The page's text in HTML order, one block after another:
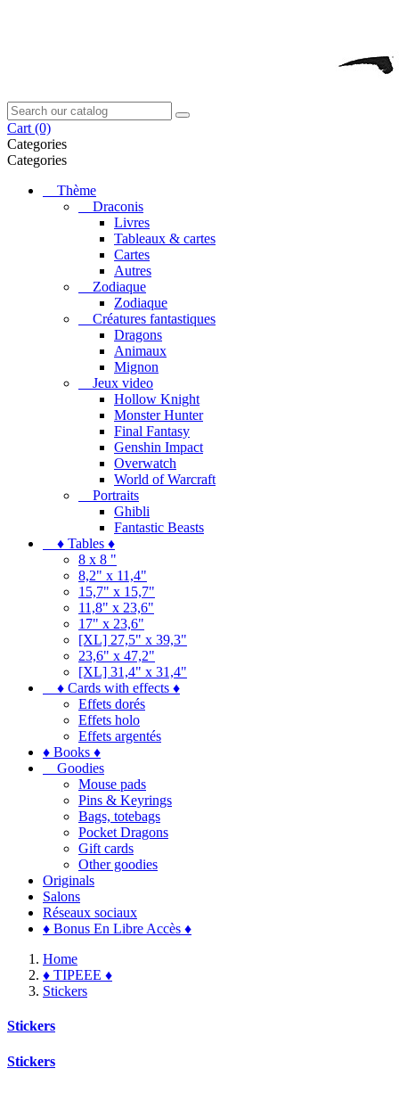
Cart (0)
Categories
Categories
Thème
Draconis
Livres
Tableaux & cartes
Cartes
Autres
Zodiaque
Zodiaque
Créatures fantastiques
Dragons
Animaux
Mignon
Jeux video
Hollow Knight
Monster Hunter
Final Fantasy
Genshin Impact
Overwatch
World of Warcraft
Portraits
Ghibli
Fantastic Beasts
♦ Tables ♦
8 x 8 "
8,2" x 11,4"
15,7" x 15,7"
11,8" x 23,6"
17" x 23,6"
[XL] 27,5" x 39,3"
23,6" x 47,2"
[XL] 31,4" x 31,4"
♦ Cards with effects ♦
Effets dorés
Effets holo
Effets argentés
♦ Books ♦
Goodies
Mouse pads
Pins & Keyrings
Bags, totebags
Pocket Dragons
Gift cards
Other goodies
Originals
Salons
Réseaux sociaux
♦ Bonus En Libre Accès ♦
Home
♦ TIPEEE ♦
Stickers
Stickers
Stickers